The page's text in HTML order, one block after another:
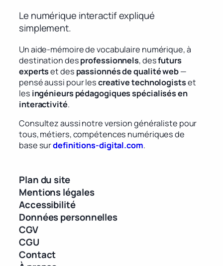
Le numérique interactif expliqué
simplement.
Un aide-mémoire de vocabulaire numérique, à
destination desprofessionnels, desfuturs
expertset des passionnés de qualité web—
pensé aussi pour lescreative technologistset
les ingénieurs pédagogiques spécialisés en
interactivité.
Consultez aussi notre version généraliste pour
tous, métiers, compétences numériques de
base surdefinitions-digital.com.
Plan du site
Mentions légales
Accessibilité
Données personnelles
CGV
CGU
Contact